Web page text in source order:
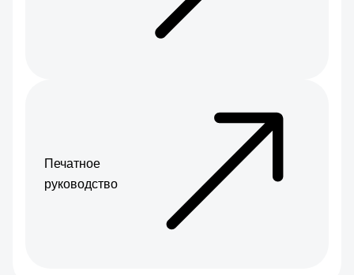
Печатное
руководство